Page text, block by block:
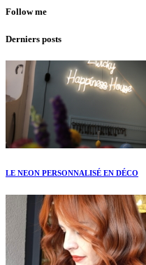
Follow me
Derniers posts
LE NEON PERSONNALISÉ EN DÉCO